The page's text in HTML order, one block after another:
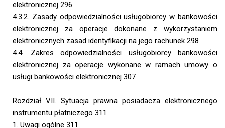
elektronicznej 296
4.3.2. Zasady odpowiedzialności usługobiorcy w bankowości
elektronicznej za operacje dokonane z wykorzystaniem
elektronicznych zasad identyfikacji na jego rachunek 298
4.4. Zakres odpowiedzialności usługobiorcy bankowości
elektronicznej za operacje wykonane w ramach umowy o
usługi bankowości elektronicznej 307
Rozdział VII. Sytuacja prawna posiadacza elektronicznego
instrumentu płatniczego 311
1. Uwagi ogólne 311